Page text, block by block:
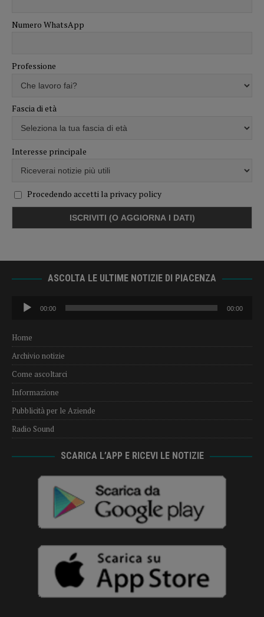
Numero WhatsApp
Professione
Fascia di età
Interesse principale
Procedendo accetti la privacy policy
ASCOLTA LE ULTIME NOTIZIE DI PIACENZA
Audio
Player
00:00 00:00
Home
Archivio notizie
Come ascoltarci
Informazione
Pubblicità per le Aziende
Radio Sound
SCARICA L’APP E RICEVI LE NOTIZIE